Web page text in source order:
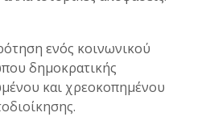
ενός κοινωνικού
δημοκρατικής
και χρεοκοπημένου